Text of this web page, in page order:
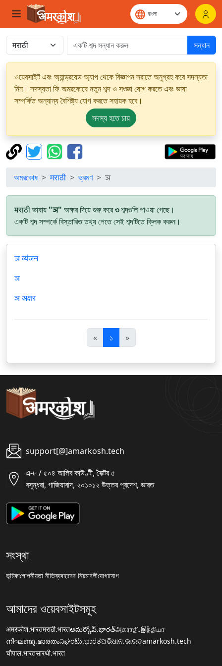
সন্ধান
ওয়েবসাইট এবং অ্যান্ড্রয়েড অ্যাপ থেকে বিজ্ঞাপন সরাতে অনুগ্রহ করে সদস্যতা
নিন। সদস্যতা ফি অমরকোষে নতুন শব্দ ও সংজ্ঞা যোগ করতে এবং ভাষা
সম্পর্কিত অন্যান্য বৈশিষ্ট্য যোগ করতে সহায়ক হবে।
সদস্য হতে চায়
অমরকোষ मराठी ভ্রমণ ञ
मराठी ভাষায় "ञ" অক্ষর দিয়ে শুরু করে৩শব্দগুলি পাওয়া গেছে।
একটি শব্দ সম্পর্কে বিস্তারিত তথ্য পেতে সেই শব্দটিতে ক্লিক করুন।
ञ व्यंजन
ञ
ञ अक्षर
«पि
छ
ला
১ »अ
ग
ला
support[@]amarkosh.tech
এ-৮ / ৫০৪ আলিব কাউণ্টী, সৈক্টর ৫
বসুন্ধরা, গাজিয়াবাদ, ২০১০১২ উত্তর প্রদেশ, ভারত
সংস্থা
ভূমিকাগোপনীয়তা নীতিব্যবহারের নিয়মাবলীযোগাযোগ
আমাদের ওয়েবসাইটসমূহ
अमरकोश.भारतमराठी.भारतఅమర్కోష్.భారత్அகராதி.இந்தியா
നിഘണ്ടു.ഭാരതംನಿಘಂಟು.ಭಾರತଅଭିଧାନ.ଭାରତamarkosh.tech
चौपाल.भारतसारथी.भारत